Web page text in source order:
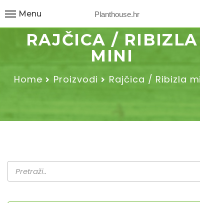
Planthouse.hr
Menu
RAJČICA / RIBIZLA
MINI
Home Proizvodi Rajčica / Ribizla mini